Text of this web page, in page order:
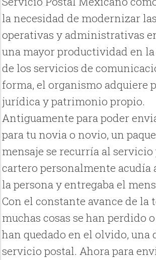
la necesidad de modernizar
operativas y administrativas
una mayor productividad en
de los servicios de
forma, el organismo adquiere
jurídica y patrimonio propio.
Antiguamente para poder
para tu novia o novio, un
mensaje se recurría al servicio
cartero personalmente acudía
la persona y entregaba el
Con el constante avance de la
muchas cosas se han perdido
han quedado en el olvido, una
servicio postal. Ahora para